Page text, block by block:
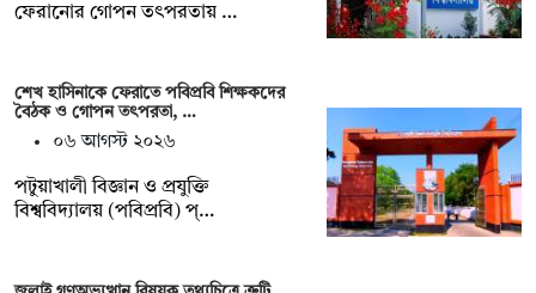
ফেরানোর গোপন তৎপরতায় …
শেখ হাসিনাকে ফেরাতে পবিপ্রবি শিক্ষকদের
বৈঠক ও গোপন তৎপরতা, …
০৬ আগস্ট ২০২৬
পটুয়াখালী বিজ্ঞান ও প্রযুক্তি
বিশ্ববিদ্যালয় (পবিপ্রবি) প্…